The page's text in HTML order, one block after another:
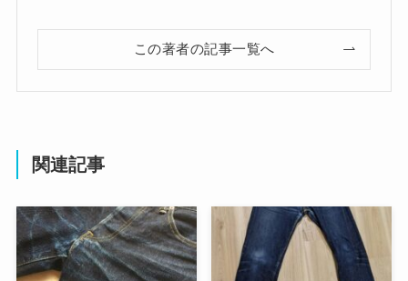
この著者の記事一覧へ
関連記事